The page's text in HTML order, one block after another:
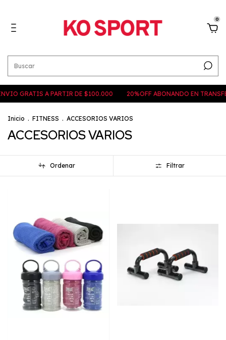
0
A PARTIR DE $100.000 20%OFF ABONANDO EN TRANSFERENCIA
Inicio . FITNESS . ACCESORIOS VARIOS
ACCESORIOS VARIOS
Ordenar Filtrar